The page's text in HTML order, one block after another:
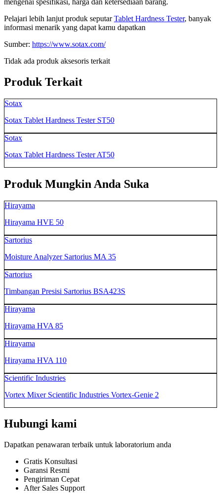
Pelajari lebih lanjut produk seputarTablet Hardness Tester, banyak
informasi menarik yang dapat kamu dapatkan
Sumber: https://www.sotax.com/
Tidak ada produk aksesoris terkait
Produk Terkait
Sotax
Sotax Tablet Hardness Tester ST50
Sotax
Sotax Tablet Hardness Tester AT50
Produk Mungkin Anda Suka
Hirayama
Hirayama HVE 50
Sartorius
Moisture Analyzer Sartorius MA 35
Sartorius
Timbangan Presisi Sartorius BSA423S
Hirayama
Hirayama HVA 85
Hirayama
Hirayama HVA 110
Scientific Industries
Vortex Mixer Scientific Industries Vortex-Genie 2
Hubungi kami
Dapatkan penawaran terbaik untuk laboratorium anda
Gratis Konsultasi
Garansi Resmi
Pengiriman Cepat
After Sales Support